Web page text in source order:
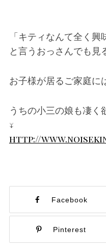
「キティなんて全く興
と言うおっさんでも見
お子様が居るご家庭に
うちの小三の娘も凄く
↓
http://
Facebook
Pinterest